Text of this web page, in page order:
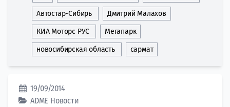
Автостар-Сибирь Дмитрий Малахов
КИА Моторс РУС Мегапарк
новосибирская область сармат
19/09/2014
ADME Новости